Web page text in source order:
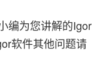
编为您讲解的Igor
软件其他问题请